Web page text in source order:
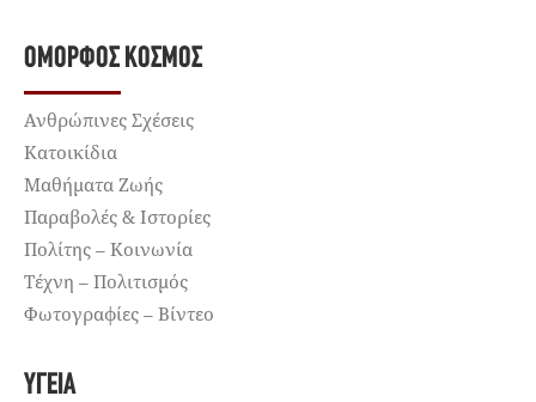
ΌΜΟΡΦΟΣ ΚΌΣΜΟΣ
Ανθρώπινες Σχέσεις
Κατοικίδια
Μαθήματα Ζωής
Παραβολές & Ιστορίες
Πολίτης – Κοινωνία
Τέχνη – Πολιτισμός
Φωτογραφίες – Βίντεο
ΥΓΕΊΑ